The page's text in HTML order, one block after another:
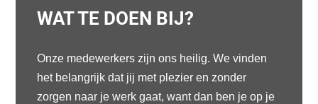
WAT TE DOEN BIJ?
Onze medewerkers zijn ons heilig. We vinden
het belangrijk dat jij met plezier en zonder
zorgen naar je werk gaat, want dan ben je op je